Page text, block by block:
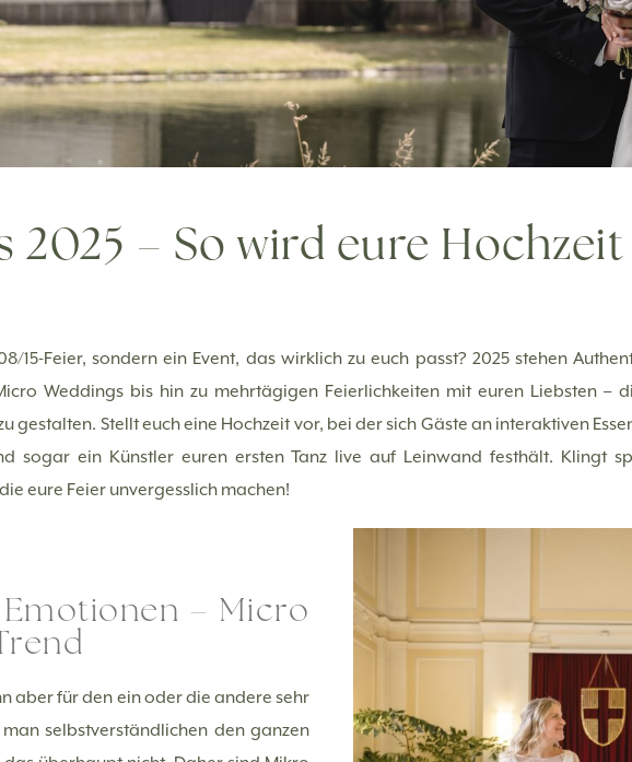
2025 – So wird eure Hochzeit
15-Feier, sondern ein Event, das wirklich zu euch passt? 2025 stehen
Weddings bis hin zu mehrtägigen Feierlichkeiten mit euren Liebsten –
gestalten. Stellt euch eine Hochzeit vor, bei der sich Gäste an interaktiven
sogar ein Künstler euren ersten Tanz live auf Leinwand festhält. Klingt
eure Feier unvergesslich machen!
– Micro
aber für den ein oder die andere sehr
selbstverständlichen den ganzen